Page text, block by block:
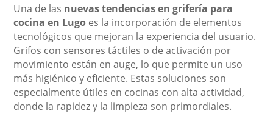
Una de las nuevas tendencias en grifería para
cocina en Lugo es la incorporación de elementos
tecnológicos que mejoran la experiencia del usuario.
Grifos con sensores táctiles o de activación por
movimiento están en auge, lo que permite un uso
más higiénico y eficiente. Estas soluciones son
especialmente útiles en cocinas con alta actividad,
donde la rapidez y la limpieza son primordiales.